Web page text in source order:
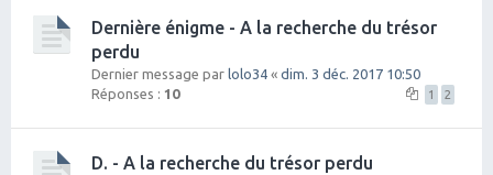
Dernière énigme - A la recherche du trésor
perdu
Dernier message par lolo34 « dim. 3 déc. 2017 10:50
Réponses : 10 1 2
D. - A la recherche du trésor perdu